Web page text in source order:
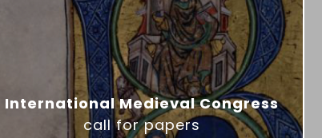
International Medieval Congress
call for papers